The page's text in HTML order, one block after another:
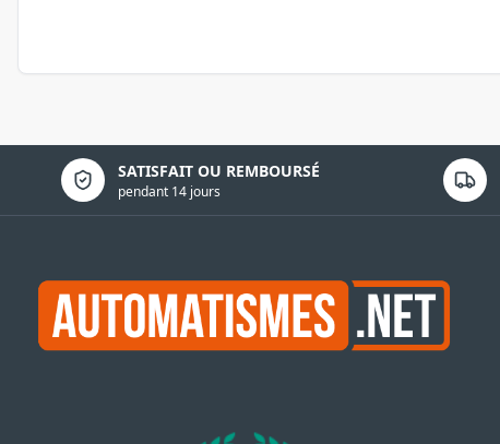
SATISFAIT OU REMBOURSÉ
pendant 14 jours
Politique de confidentialité